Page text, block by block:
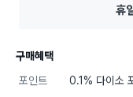
휴
구매혜택
포인트
0.1% 다이소